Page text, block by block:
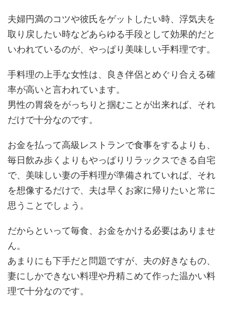
夫婦円満のコツや彼氏をゲットしたい時、浮気夫を
取り戻したい時などあらゆる手段として効果的だと
いわれているのが、やっぱり美味しい手料理です。
手料理の上手な女性は、良き伴侶とめぐり合える確
率が高いと言われています。
男性の胃袋をがっちりと掴むことが出来れば、それ
だけで十分なのです。
お金を払って高級レストランで食事をするよりも、
毎日飲み歩くよりもやっぱりリラックスできる自宅
で、美味しい妻の手料理が準備されていれば、それ
を想像するだけで、夫は早くお家に帰りたいと常に
思うことでしょう。
だからといって毎食、お金をかける必要はありませ
ん。
あまりにも下手だと問題ですが、夫の好きなもの、
妻にしかできない料理や丹精こめて作った温かい料
理で十分なのです。